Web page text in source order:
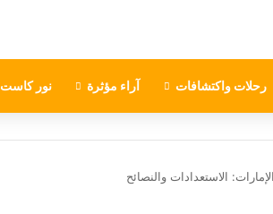
رحلات واكتشافات آراء مؤثرة نور كاست
الاستعدادات والنصائح